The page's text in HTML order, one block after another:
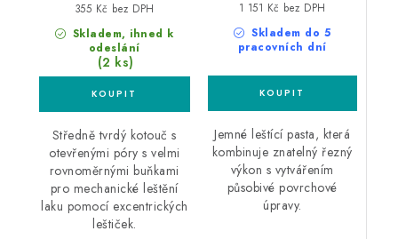
Skladem, ihned k
odeslání
(2 ks)
355 Kč bez DPH
Středně tvrdý kotouč s
otevřenými póry s velmi
rovnoměrnými buňkami
pro mechanické leštění
laku pomocí excentrických
leštiček.
Skladem do 5
pracovních dní
1 151 Kč bez DPH
Jemné leštící pasta, která
kombinuje znatelný řezný
výkon s vytvářením
působivé povrchové
úpravy.